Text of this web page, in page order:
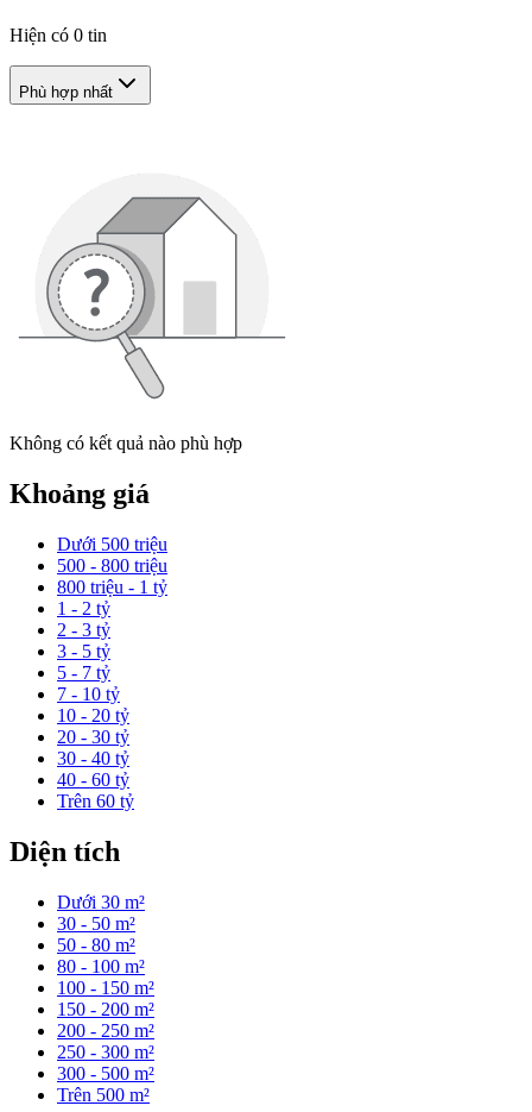
Hiện có 0 tin
Phù hợp nhất
Không có kết quả nào phù hợp
Khoảng giá
Dưới 500 triệu
500 - 800 triệu
800 triệu - 1 tỷ
1 - 2 tỷ
2 - 3 tỷ
3 - 5 tỷ
5 - 7 tỷ
7 - 10 tỷ
10 - 20 tỷ
20 - 30 tỷ
30 - 40 tỷ
40 - 60 tỷ
Trên 60 tỷ
Diện tích
Dưới 30 m²
30 - 50 m²
50 - 80 m²
80 - 100 m²
100 - 150 m²
150 - 200 m²
200 - 250 m²
250 - 300 m²
300 - 500 m²
Trên 500 m²